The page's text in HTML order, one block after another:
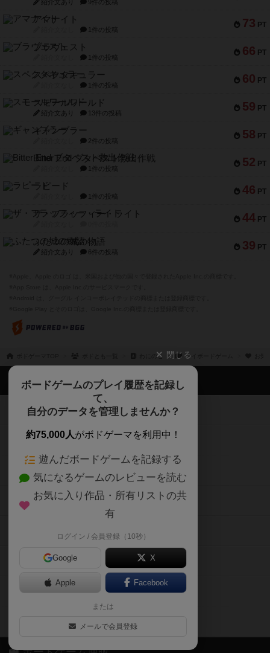
紹介文あり 9件の投稿
73 PT
アマナイト
1件の投稿
66 PT
ブラヴェスト
1件の投稿
60 PT
スペクタキュラー
1件の投稿
59 PT
スモールワールド
紹介文あり 13件の投稿
58 PT
ギャンブラー
2件の投稿
52 PT
Bitter End ブタペスト救出作戦
1件の投稿
46 PT
ラピード
1件の投稿
44 PT
ザ・フラッフィー・ライト
39 PT
ふたつの城の物語
紹介文あり 6件の投稿
わにのこ マイボードゲーム
閉じる
ボードゲームのプレイ履歴を記録し
て、
自分のデータを管理しませんか？
約75,000人がボドゲーマを利用中！
遊んだボードゲームを記録する
気になるゲームのレビューを読む
お気に入り作品・所有リストの共
有
ログイン / 会員登録（10秒）
Google X
Apple Facebook
または
メールで会員登録
ボドゲーマTOP
ボードゲームを検索する
ボードゲームの新着レビュー
ボードゲーム会情報
メカニクス特集
掲示板・トピックス
ボドとも・会員一覧
ボードゲーム業界コラム
ボドゲーマご利用案内